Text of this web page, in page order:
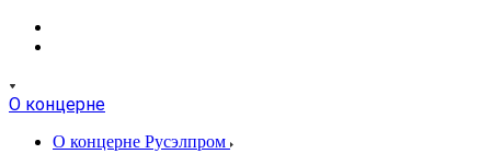
О концерне
О концерне Русэлпром